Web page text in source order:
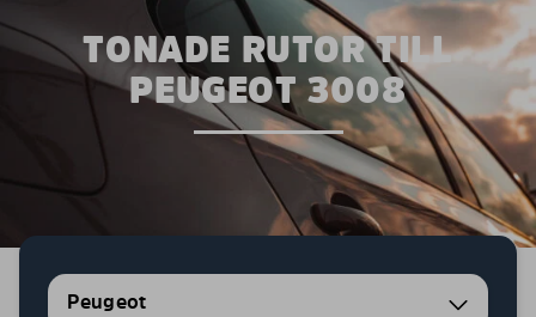
TONADE RUTOR TILL
PEUGEOT 3008
Peugeot